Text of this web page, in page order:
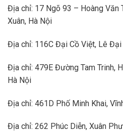
Địa chỉ: 17 Ngõ 93 – Hoàng Văn
Xuân, Hà Nội
Địa chỉ: 116C Đại Cồ Việt, Lê Đại
Địa chỉ: 479E Đường Tam Trinh,
Hà Nội
Địa chỉ: 461D Phố Minh Khai,
Địa chỉ: 262 Phúc Diễn, Xuân